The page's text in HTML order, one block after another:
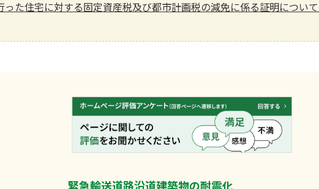
った住宅に対する固定資産税及び都市計画税の減免に係る証明につい
緊急輸送道路沿道建築物の耐震化